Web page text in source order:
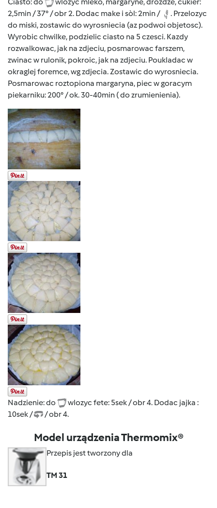
Ciasto: do
wlozyc mleko, margaryne, drozdze, cukier:
2,5min / 37° / obr 2. Dodac make i sòl: 2min /
. Przelozyc
do miski, zostawic do wyrosniecia (az podwoi objetosc).
Wyrobic chwilke, podzielic ciasto na 5 czesci. Kazdy
rozwalkowac, jak na zdjeciu, posmarowac farszem,
zwinac w rulonik, pokroic, jak na zdjeciu. Poukladac w
okraglej foremce, wg zdjecia. Zostawic do wyrosniecia.
Posmarowac roztopiona margaryna, piec w goracym
piekarniku: 200° / ok. 30-40min ( do zrumienienia).
Nadzienie: do
wlozyc fete: 5sek / obr 4. Dodac jajka :
10sek /
/ obr 4.
Model urządzenia Thermomix®
Przepis jest tworzony dla
TM 31